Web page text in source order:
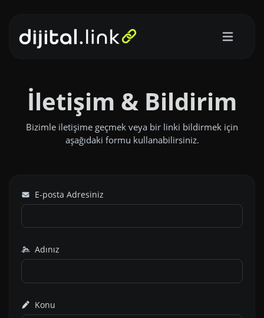
İletişim & Bildirim
Bizimle iletişime geçmek veya bir linki bildirmek için
aşağıdaki formu kullanabilirsiniz.
E-posta Adresiniz
Adınız
Konu